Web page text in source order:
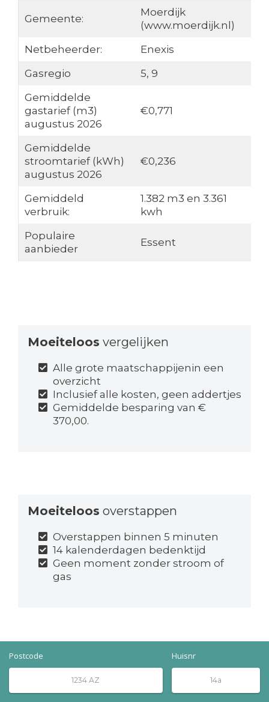
Gemeente:
Moerdijk
(www.moerdijk.nl)
Netbeheerder:
Enexis
Gasregio
5, 9
Gemiddelde
gastarief (m3)
augustus 2026
€0,771
Gemiddelde
stroomtarief (kWh)
augustus 2026
€0,236
Gemiddeld
verbruik:
1.382 m3 en 3.361
kwh
Populaire
aanbieder
Essent
Moeiteloos vergelijken
Alle grote maatschappijenin een
overzicht
Inclusief alle kosten, geen addertjes
Gemiddelde besparing van €
370,00.
Moeiteloos overstappen
Overstappen binnen 5 minuten
14 kalenderdagen bedenktijd
Geen moment zonder stroom of
gas
Postcode Huisnr